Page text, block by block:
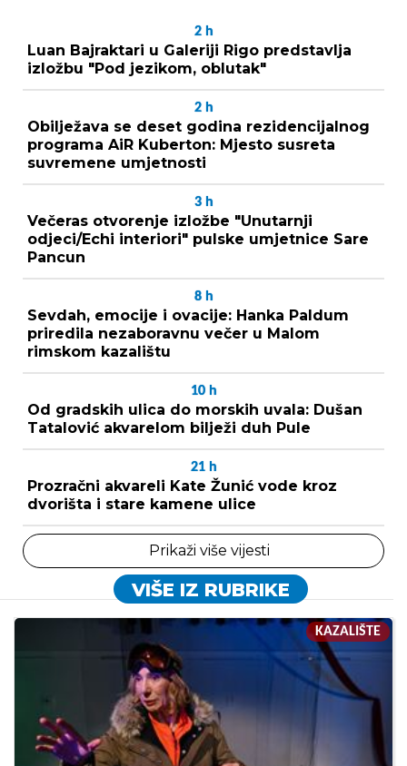
2 h
Luan Bajraktari u Galeriji Rigo predstavlja
izložbu "Pod jezikom, oblutak"
2 h
Obilježava se deset godina rezidencijalnog
programa AiR Kuberton: Mjesto susreta
suvremene umjetnosti
3 h
Večeras otvorenje izložbe "Unutarnji
odjeci/Echi interiori" pulske umjetnice Sare
Pancun
8 h
Sevdah, emocije i ovacije: Hanka Paldum
priredila nezaboravnu večer u Malom
rimskom kazalištu
10 h
Od gradskih ulica do morskih uvala: Dušan
Tatalović akvarelom bilježi duh Pule
21 h
Prozračni akvareli Kate Žunić vode kroz
dvorišta i stare kamene ulice
Prikaži više vijesti
VIŠE IZ RUBRIKE
KAZALIŠTE